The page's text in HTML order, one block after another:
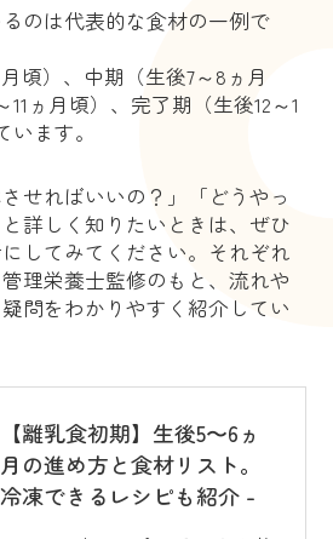
のは代表的な食材の一例で
頃）、中期（生後7～8ヵ月
ヵ月頃）、完了期（生後12～1
ます。
せればいいの？」「どうやっ
詳しく知りたいときは、ぜひ
してみてください。それぞれ
理栄養士監修のもと、流れや
問をわかりやすく紹介してい
【離乳食初期】生後5〜6ヵ
月の進め方と食材リスト。
冷凍できるレシピも紹介 -